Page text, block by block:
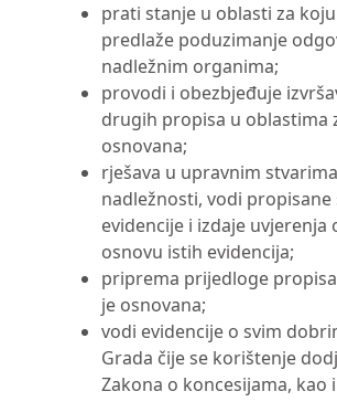
prati stanje u oblasti za
predlaže poduzimanje
nadležnim organima;
provodi i obezbjeđuje
drugih propisa u oblastima
osnovana;
rješava u upravnim
nadležnosti, vodi propisane
evidencije i izdaje uvjerenja
osnovu istih evidencija;
priprema prijedloge
je osnovana;
vodi evidencije o svim
Grada čije se korištenje
Zakona o koncesijama, kao